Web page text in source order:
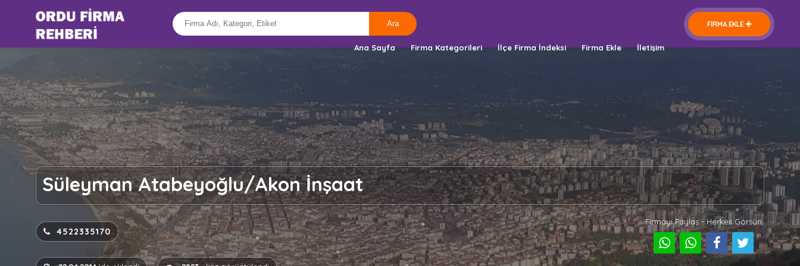
FİRMA EKLE
Ana Sayfa Firma Kategorileri İlçe Firma İndeksi Firma Ekle İletişim
Süleyman Atabeyoğlu/Akon İnşaat
4522335170
Firmayı Paylaş - Herkes Görsün